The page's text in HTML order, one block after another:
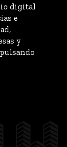
digital
e
y